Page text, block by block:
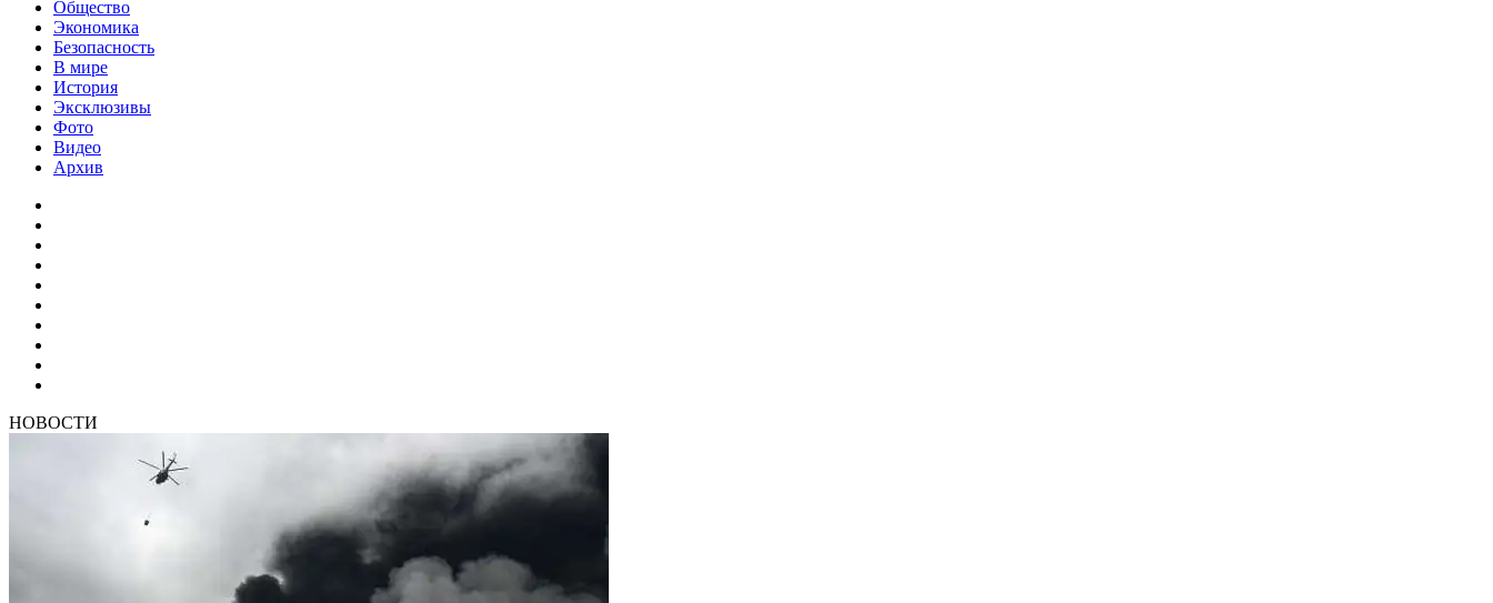
Общество
Экономика
Безопасность
В мире
История
Эксклюзивы
Фото
Видео
Архив
НОВОСТИ